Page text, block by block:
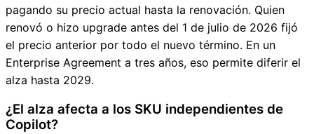
pagando su precio actual hasta la renovación. Quien
renovó o hizo upgrade antes del 1 de julio de 2026 fijó
el precio anterior por todo el nuevo término. En un
Enterprise Agreement a tres años, eso permite diferir el
alza hasta 2029.
¿El alza afecta a los SKU independientes de
Copilot?